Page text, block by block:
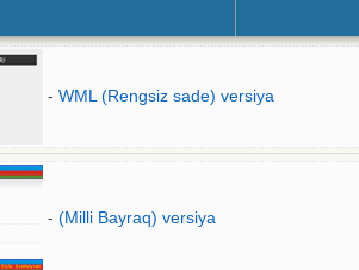
- WML (Rengsiz sade) versiya
- (Milli Bayraq) versiya